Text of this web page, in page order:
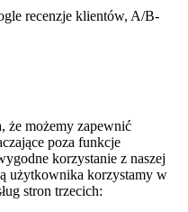
recenzje klientów, A/B-
że możemy zapewnić
poza funkcje
korzystanie z naszej
użytkownika korzystamy w
stron trzecich: